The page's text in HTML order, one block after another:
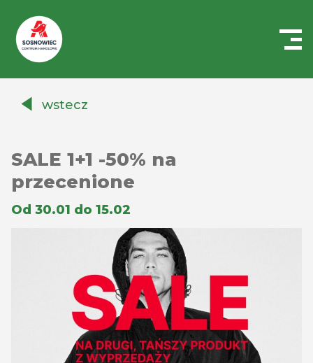
Auchanwstecz
SALE 1+1 -50% na
przecenione
Od 30.01 do 15.02